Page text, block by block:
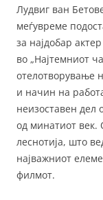
Лудвиг ван
меѓувреме
за најдобар
во „Најтемниот
отелотворување
и начин на
неизоставен дел
од минатиот век.
леснотија, што
најважниот
филмот.